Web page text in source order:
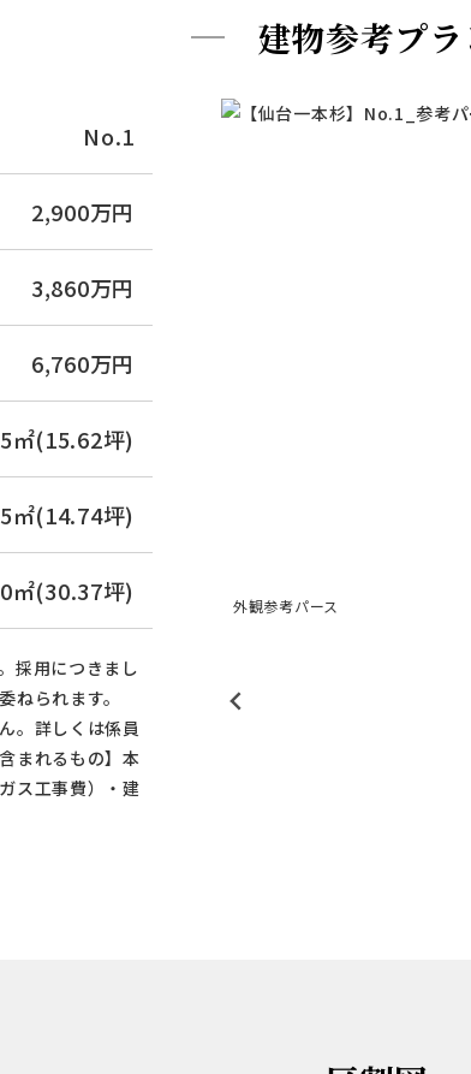
建物参考プ
No.1
2,900万円
3,860万円
6,760万円
㎡(15.62坪)
㎡(14.74坪)
㎡(30.37坪)
採用につきまし
ねられます。
。詳しくは係員
まれるもの】本
ス工事費）・建
外観参考パース